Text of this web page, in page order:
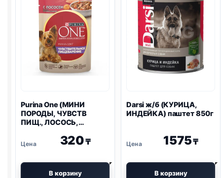
Purina One(МИНИ
ПОРОДЫ, ЧУВСТВ
ПИЩ., ЛОСОСЬ,
320₸
В корзину
Darsi ж/б (КУРИЦА,
ИНДЕЙКА) паштет 850г
1575₸
В корзину